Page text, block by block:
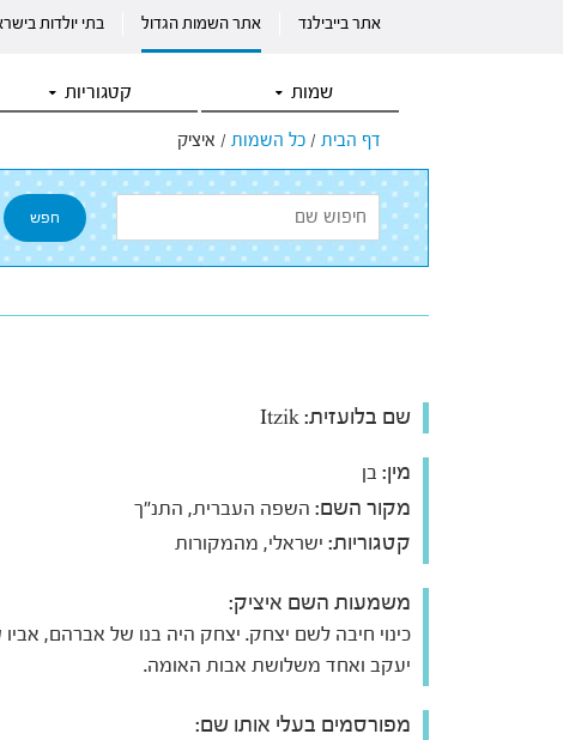
אתר בייבילנד אתר השמות הגדול בתי יולדות
שמות קטגוריות
דף הבית / כל השמות / איציק
שם בלועזית:
מין: בן
מקור השם: השפה העברית, התנ"ך
קטגוריות: ישראלי, מהמקורות
משמעות השם איציק:
כינוי חיבה לשם יצחק. יצחק היה בנו של אברהם,
יעקב ואחד משלושת אבות האומה.
מפורסמים בעלי אותו שם: